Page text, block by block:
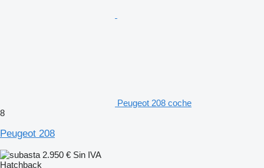
Peugeot 208 coche
8
Peugeot 208
2.950 € Sin IVA
Hatchback